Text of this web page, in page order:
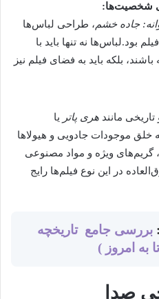
شخصیت‌ها:
جاده خشم، طراحی لباس‌ها
بود.لباس‌ها نه تنها باید با
بلکه باید به فضای فیلم نیز
مانند هری پاتر
یا
خلق موجودات جادویی و هیولاها
گریم‌های ویژه و مواد مصنوعی
در این نوع فیلم‌ها رایج
بررسی جامع تاریخچه
به امروز )